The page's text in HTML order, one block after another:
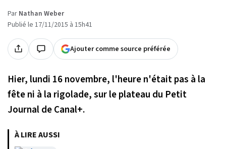
Par Nathan Weber
Publié le 17/11/2015 à 15h41
Ajouter comme source préférée
Hier, lundi 16 novembre, l'heure n'était pas à la
fête ni à la rigolade, sur le plateau du Petit
Journal de Canal+.
À LIRE AUSSI